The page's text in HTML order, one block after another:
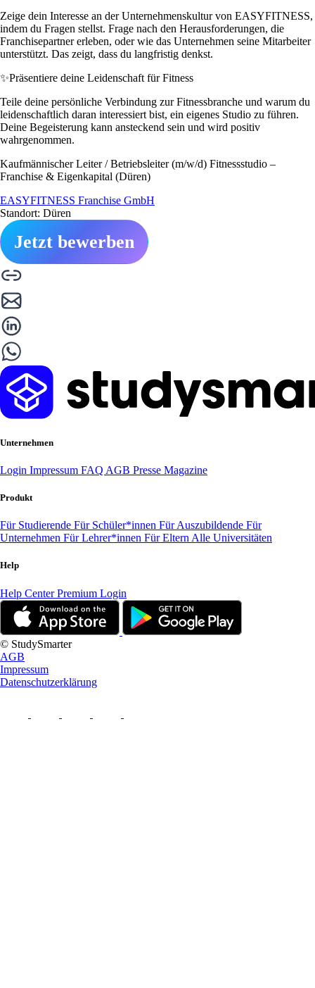
Zeige dein Interesse an der Unternehmenskultur von EASYFITNESS,
indem du Fragen stellst. Frage nach den Herausforderungen, die
Franchisepartner erleben, oder wie das Unternehmen seine Mitarbeiter
unterstützt. Das zeigt, dass du langfristig denkst.
✨Präsentiere deine Leidenschaft für Fitness
Teile deine persönliche Verbindung zur Fitnessbranche und warum du
leidenschaftlich daran interessiert bist, ein eigenes Studio zu führen.
Deine Begeisterung kann ansteckend sein und wird positiv
wahrgenommen.
Kaufmännischer Leiter / Betriebsleiter (m/w/d) Fitnessstudio –
Franchise & Eigenkapital (Düren)
EASYFITNESS Franchise GmbH
Standort: Düren
Jetzt bewerben
Unternehmen
Login Impressum FAQ AGB Presse Magazine
Produkt
Für Studierende Für Schüler*innen Für Auszubildende Für
Unternehmen Für Lehrer*innen Für Eltern Alle Universitäten
Help
Help CenterPremium Login
© StudySmarter
AGB
Impressum
Datenschutzerklärung